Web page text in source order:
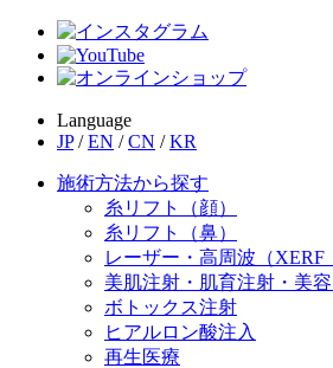
Language
JP / EN / CN / KR
施術方法から探す
糸リフト（顔）
糸リフト（鼻）
レーザー・高周波（
美肌注射・肌育注射・美
ボトックス注射
ヒアルロン酸注入
再生医療